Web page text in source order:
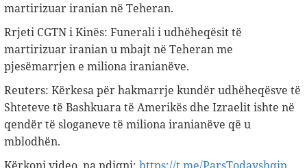
martirizuar iranian në Teheran.
Rrjeti CGTN i Kinës: Funerali i udhëheqësit të
martirizuar iranian u mbajt në Teheran me
pjesëmarrjen e miliona iranianëve.
Reuters: Kërkesa për hakmarrje kundër udhëheqësve të
Shteteve të Bashkuara të Amerikës dhe Izraelit ishte në
qendër të sloganeve të miliona iranianëve që u
mblodhën.